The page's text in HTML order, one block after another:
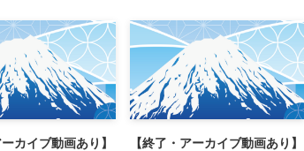
カイブ動画あり】
【終了・アーカイブ動画あり】